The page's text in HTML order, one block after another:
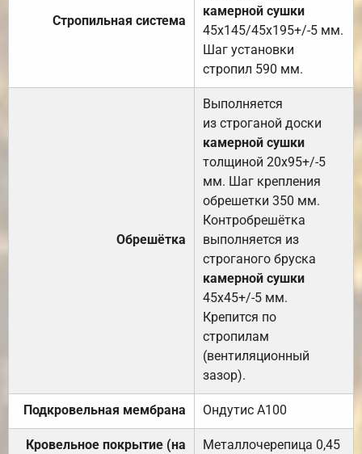
Стропильная система
камерной сушки
45х145/45х195+/-5 мм.
Шаг установки
стропил 590 мм.
Обрешётка
Выполняется
из строганой доски
камерной сушки
толщиной 20х95+/-5
мм. Шаг крепления
обрешетки 350 мм.
Контробрешётка
выполняется из
строганого бруска
камерной сушки
45х45+/-5 мм.
Крепится по
стропилам
(вентиляционный
зазор).
Подкровельная мембрана Ондутис А100
Кровельное покрытие (на
Металлочерепица 0,45